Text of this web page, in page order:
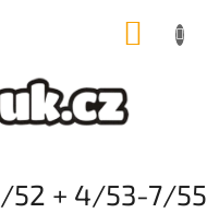
+ 4/53-7/55